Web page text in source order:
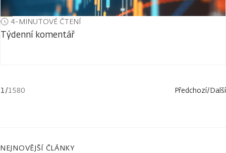
4-MINUTOVÉ ČTENÍ
Týdenní komentář
1/1580 Předchozí/Další
NEJNOVĚJŠÍ ČLÁNKY